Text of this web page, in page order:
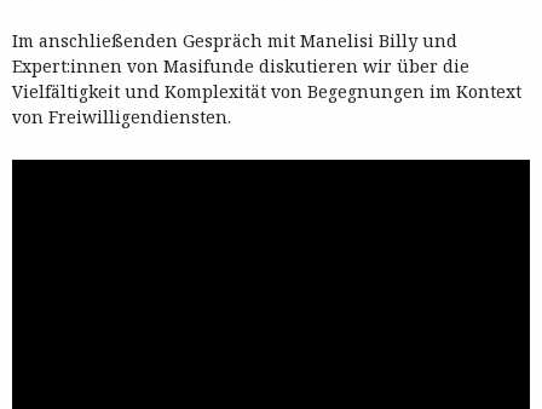
Im anschließenden Gespräch mit Manelisi Billy und
Expert:innen von Masifunde diskutieren wir über die
Vielfältigkeit und Komplexität von Begegnungen im Kontext
von Freiwilligendiensten.